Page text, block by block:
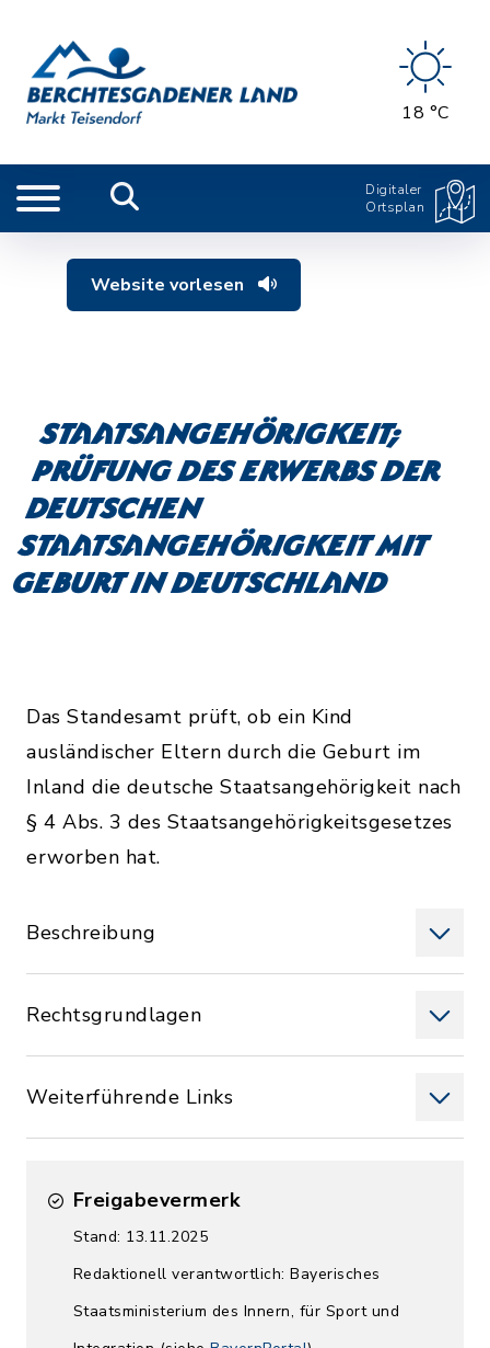
18 °C
Digitaler
Ortsplan
Website vorlesen
Staatsangehörigkeit;
Prüfung des Erwerbs der
deutschen
Staatsangehörigkeit mit
Geburt in Deutschland
Das Standesamt prüft, ob ein Kind
ausländischer Eltern durch die Geburt im
Inland die deutsche Staatsangehörigkeit nach
§ 4 Abs. 3 des Staatsangehörigkeitsgesetzes
erworben hat.
Beschreibung
Rechtsgrundlagen
Weiterführende Links
Freigabevermerk
Stand: 13.11.2025
Redaktionell verantwortlich: Bayerisches
Staatsministerium des Innern, für Sport und